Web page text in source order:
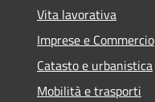
Vita lavorativa
Imprese e Commercio
Catasto e urbanistica
Mobilità e trasporti